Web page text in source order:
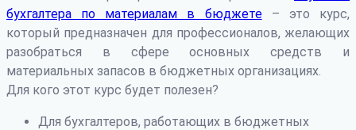
бухгалтера по материалам в бюджете– это курс,
который предназначен для профессионалов, желающих
разобраться в сфере основных средств и
материальных запасов в бюджетных организациях.
Для кого этот курс будет полезен?
Для бухгалтеров, работающих в бюджетных